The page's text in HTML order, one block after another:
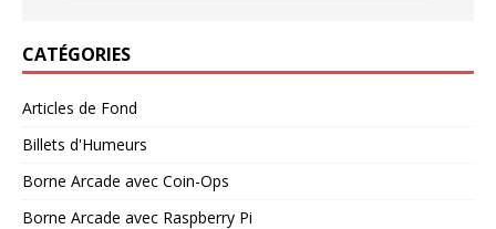
CATÉGORIES
Articles de Fond
Billets d'Humeurs
Borne Arcade avec Coin-Ops
Borne Arcade avec Raspberry Pi